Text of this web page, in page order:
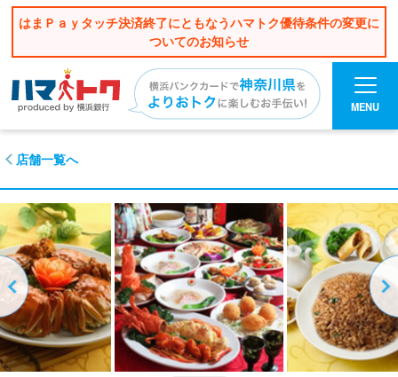
はまＰａｙタッチ決済終了にともなうハマトク優待条件の変更に
ついてのお知らせ
MENU
店舗一覧へ